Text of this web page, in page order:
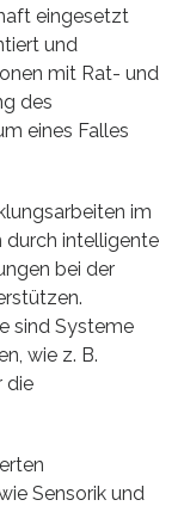
eingesetzt
und
mit Rat- und
des
eines Falles
im
durch intelligente
bei der
sind Systeme
wie z. B.
die
Sensorik und